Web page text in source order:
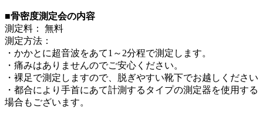
■骨密度測定会の内容
測定料： 無料
測定方法：
・かかとに超音波をあて1～2分程で測定します。
・痛みはありませんのでご安心ください。
・裸足で測定しますので、脱ぎやすい靴下でお越しください
・都合により手首にあて計測するタイプの測定器を使用する
場合もございます。